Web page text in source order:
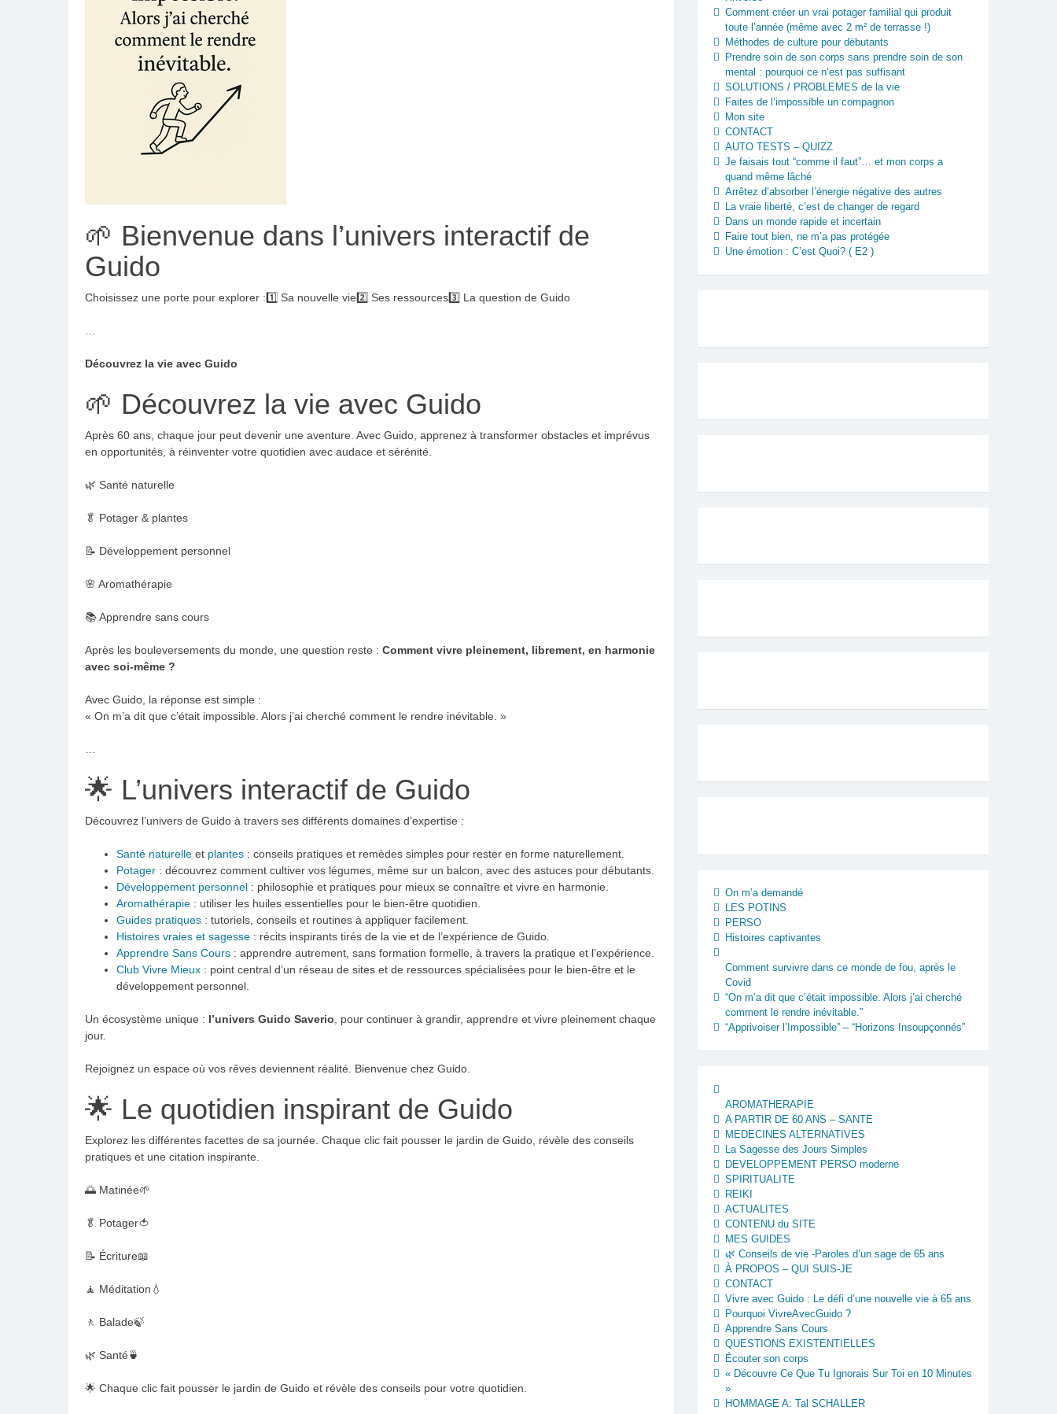
🌱 Bienvenue dans l’univers interactif de
Guido
Choisissez une porte pour explorer :1️⃣ Sa nouvelle vie2️⃣ Ses ressources3️⃣ La question de Guido
Découvrez la vie avec Guido
🌱 Découvrez la vie avec Guido
Après 60 ans, chaque jour peut devenir une aventure. Avec Guido, apprenez à transformer obstacles et imprévus
en opportunités, à réinventer votre quotidien avec audace et sérénité.
🌿 Santé naturelle
🥬 Potager & plantes
📝 Développement personnel
🌸 Aromathérapie
📚 Apprendre sans cours
Après les bouleversements du monde, une question reste : Comment vivre pleinement, librement, en harmonie
avec soi-même ?
Avec Guido, la réponse est simple :
« On m’a dit que c’était impossible. Alors j’ai cherché comment le rendre inévitable. »
🌟 L’univers interactif de Guido
Découvrez l’univers de Guido à travers ses différents domaines d’expertise :
Santé naturelle et plantes : conseils pratiques et remèdes simples pour rester en forme naturellement.
Potager : découvrez comment cultiver vos légumes, même sur un balcon, avec des astuces pour débutants.
Développement personnel : philosophie et pratiques pour mieux se connaître et vivre en harmonie.
Aromathérapie : utiliser les huiles essentielles pour le bien-être quotidien.
Guides pratiques : tutoriels, conseils et routines à appliquer facilement.
Histoires vraies et sagesse : récits inspirants tirés de la vie et de l’expérience de Guido.
Apprendre Sans Cours : apprendre autrement, sans formation formelle, à travers la pratique et l’expérience.
Club Vivre Mieux : point central d’un réseau de sites et de ressources spécialisées pour le bien-être et le
développement personnel.
Un écosystème unique : l’univers Guido Saverio , pour continuer à grandir, apprendre et vivre pleinement chaque
jour.
Rejoignez un espace où vos rêves deviennent réalité. Bienvenue chez Guido.
🌟 Le quotidien inspirant de Guido
Explorez les différentes facettes de sa journée. Chaque clic fait pousser le jardin de Guido, révèle des conseils
pratiques et une citation inspirante.
🌅 Matinée🌱
🥬 Potager🍅
📝 Écriture📖
🧘 Méditation💧
🚶 Balade🍃
🌿 Santé🍵
🌟 Chaque clic fait pousser le jardin de Guido et révèle des conseils pour votre quotidien.
Comment créer un vrai potager familial qui produit
toute l’année (même avec 2 m² de terrasse !)
Méthodes de culture pour débutants
Prendre soin de son corps sans prendre soin de son
mental : pourquoi ce n’est pas suffisant
SOLUTIONS / PROBLEMES de la vie
Faites de l’impossible un compagnon
Mon site
CONTACT
AUTO TESTS – QUIZZ
Je faisais tout “comme il faut”… et mon corps a
quand même lâché
Arrêtez d’absorber l’énergie négative des autres
La vraie liberté, c’est de changer de regard
Dans un monde rapide et incertain
Faire tout bien, ne m’a pas protégée
Une émotion : C’est Quoi? ( E2 )
On m’a demandé
LES POTINS
PERSO
Histoires captivantes
Comment survivre dans ce monde de fou, après le
Covid
“On m’a dit que c’était impossible. Alors j’ai cherché
comment le rendre inévitable.”
“Apprivoiser l’Impossible” – “Horizons Insoupçonnés”
AROMATHERAPIE
A PARTIR DE 60 ANS – SANTE
MEDECINES ALTERNATIVES
La Sagesse des Jours Simples
DEVELOPPEMENT PERSO moderne
SPIRITUALITE
REIKI
ACTUALITES
CONTENU du SITE
MES GUIDES
🌿 Conseils de vie -Paroles d’un sage de 65 ans
À PROPOS – QUI SUIS-JE
CONTACT
Vivre avec Guido : Le défi d’une nouvelle vie à 65 ans
Pourquoi VivreAvecGuido ?
Apprendre Sans Cours
QUESTIONS EXISTENTIELLES
Écouter son corps
« Découvre Ce Que Tu Ignorais Sur Toi en 10 Minutes
»
HOMMAGE A: Tal SCHALLER